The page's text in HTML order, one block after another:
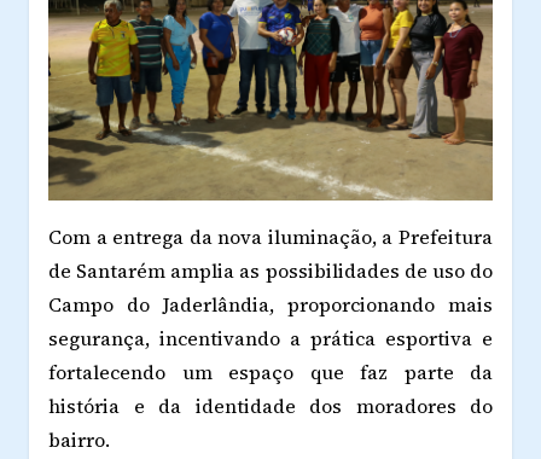
Com a entrega da nova iluminação, a Prefeitura
de Santarém amplia as possibilidades de uso do
Campo do Jaderlândia, proporcionando mais
segurança, incentivando a prática esportiva e
fortalecendo um espaço que faz parte da
história e da identidade dos moradores do
bairro.